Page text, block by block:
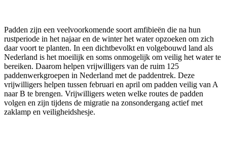
Padden zijn een veelvoorkomende soort amfibieën die na hun
rustperiode in het najaar en de winter het water opzoeken om zich
daar voort te planten. In een dichtbevolkt en volgebouwd land als
Nederland is het moeilijk en soms onmogelijk om veilig het water te
bereiken. Daarom helpen vrijwilligers van de ruim 125
paddenwerkgroepen in Nederland met de paddentrek. Deze
vrijwilligers helpen tussen februari en april om padden veilig van A
naar B te brengen. Vrijwilligers weten welke routes de padden
volgen en zijn tijdens de migratie na zonsondergang actief met
zaklamp en veiligheidshesje.